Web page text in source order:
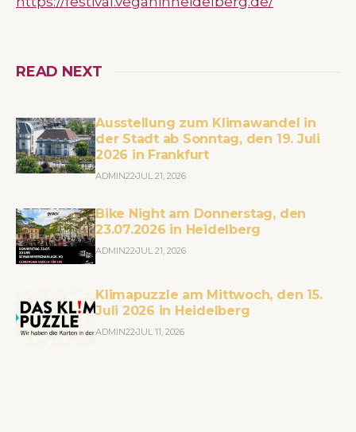
READ NEXT
Ausstellung zum Klimawandel in
der Stadt ab Sonntag, den 19. Juli
2026 in Frankfurt
ADMIN22 JUL 21, 2026
Bike Night am Donnerstag, den
23.07.2026 in Heidelberg
ADMIN22 JUL 21, 2026
Klimapuzzle am Mittwoch, den 15.
Juli 2026 in Heidelberg
ADMIN22 JUL 11, 2026